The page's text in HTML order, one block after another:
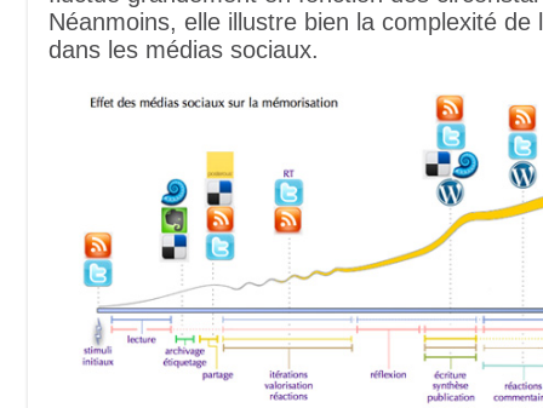
Néanmoins, elle illustre bien la complexité de
dans les médias sociaux.